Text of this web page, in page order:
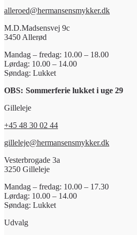
alleroed@hermansensmykker.dk
M.D.Madsensvej 9c
3450 Allerød
Mandag – fredag: 10.00 – 18.00
Lørdag: 10.00 – 14.00
Søndag: Lukket
OBS: Sommerferie lukket i uge 29
Gilleleje
+45 48 30 02 44
gilleleje@hermansensmykker.dk
Vesterbrogade 3a
3250 Gilleleje
Mandag – fredag: 10.00 – 17.30
Lørdag: 10.00 – 14.00
Søndag: Lukket
Udvalg